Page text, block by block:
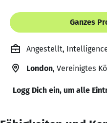
Ganzes
Angestellt,
London, Vereinigtes
Logg Dich ein, um alle